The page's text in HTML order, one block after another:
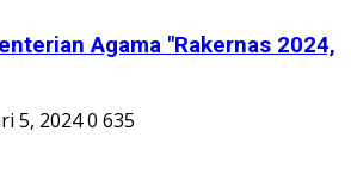
Agama "Rakernas 2024,
5, 20240 635